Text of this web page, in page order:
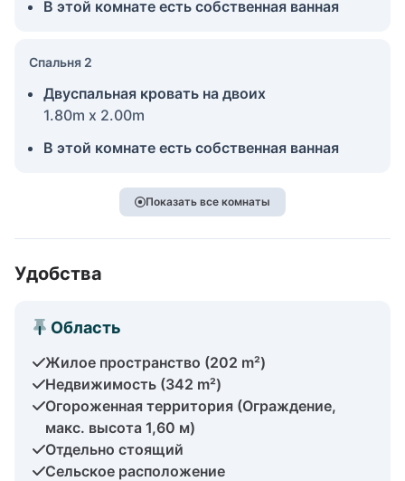
В этой комнате есть собственная ванная
Спальня 2
Двуспальная кровать на двоих
1.80m x 2.00m
В этой комнате есть собственная ванная
Показать все комнаты
Удобства
Область
Жилое пространство (202 m²)
Недвижимость (342 m²)
Огороженная территория (Ограждение,
макс. высота 1,60 м)
Отдельно стоящий
Сельское расположение